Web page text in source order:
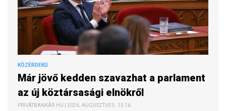
KÖZÉRDEKŰ
Már jövő kedden szavazhat a parlament
az új köztársasági elnökről
PRIVÁTBANKÁR.HU | 2026. AUGUSZTUS 5. 15:16